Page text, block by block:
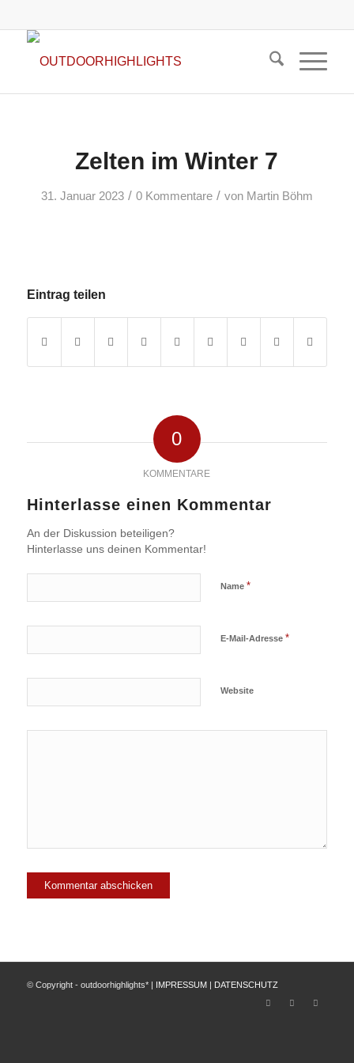
Zelten im Winter 7
31. Januar 2023 / 0 Kommentare / von Martin Böhm
Eintrag teilen
0
KOMMENTARE
Hinterlasse einen Kommentar
An der Diskussion beteiligen?
Hinterlasse uns deinen Kommentar!
Name *
E-Mail-Adresse *
Website
© Copyright - outdoorhighlights* | IMPRESSUM DATENSCHUTZ